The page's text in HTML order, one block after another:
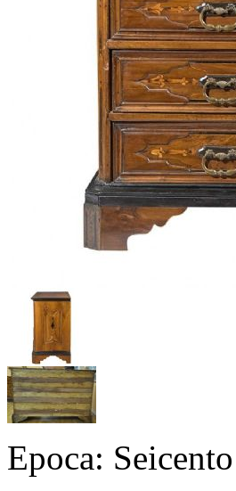
Epoca: Seicento